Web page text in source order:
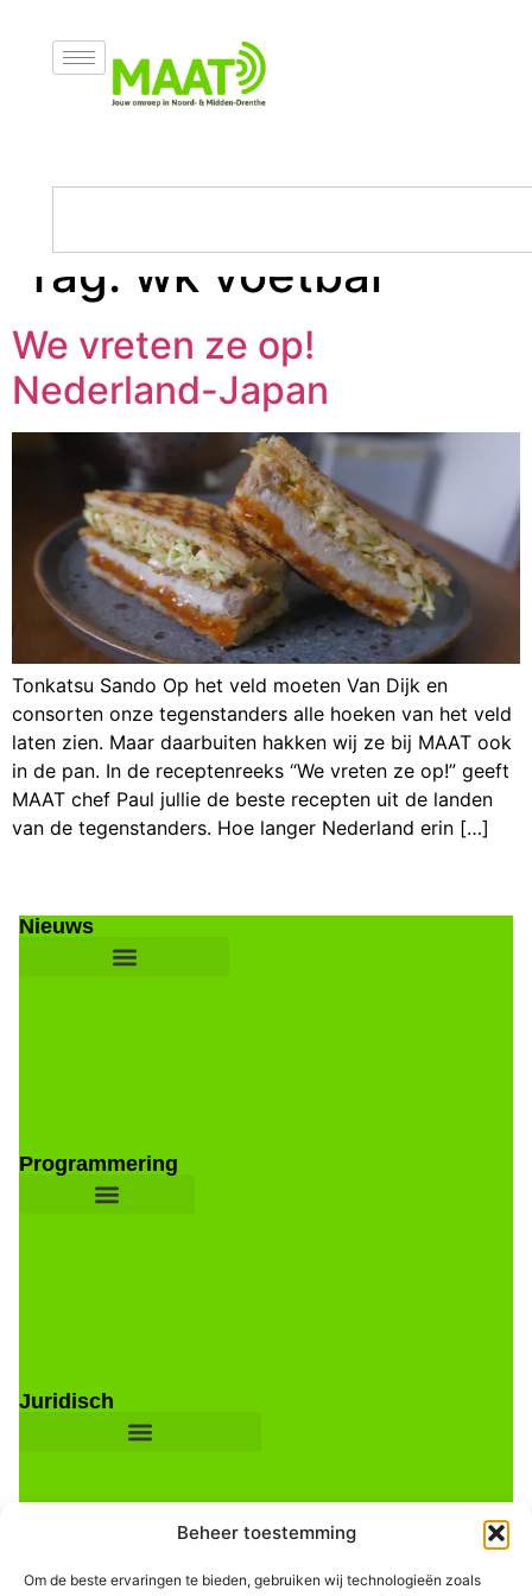
Beheer toestemming
Om de beste ervaringen te bieden, gebruiken wij technologieën zoals
Tag: wk voetbal
We vreten ze op!
Nederland-Japan
Tonkatsu Sando Op het veld moeten Van Dijk en
consorten onze tegenstanders alle hoeken van het veld
laten zien. Maar daarbuiten hakken wij ze bij MAAT ook
in de pan. In de receptenreeks “We vreten ze op!” geeft
MAAT chef Paul jullie de beste recepten uit de landen
van de tegenstanders. Hoe langer Nederland erin […]
Nieuws
Programmering
Juridisch